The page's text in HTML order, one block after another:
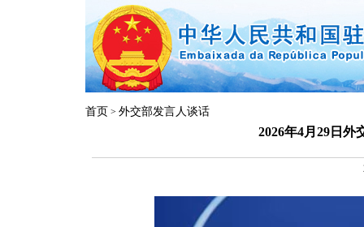
首页 > 外交部发言人谈话
2026年4月29日外